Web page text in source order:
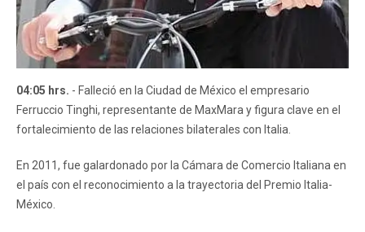
04:05 hrs. - Falleció en la Ciudad de México el empresario
Ferruccio Tinghi, representante de MaxMara y figura clave en el
fortalecimiento de las relaciones bilaterales con Italia.
En 2011, fue galardonado por la Cámara de Comercio Italiana en
el país con el reconocimiento a la trayectoria del Premio Italia-
México.